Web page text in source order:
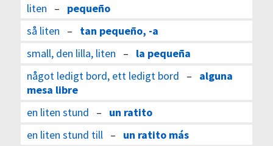
liten – pequeño
så liten – tan pequeño, -a
small, den lilla, liten – la pequeña
något ledigt bord, ett ledigt bord – alguna
mesa libre
en liten stund – un ratito
en liten stund till – un ratito más